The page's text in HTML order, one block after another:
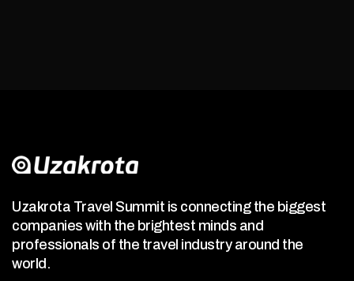
Uzakrota Travel Summit is connecting the biggest
companies with the brightest minds and
professionals of the travel industry around the
world.